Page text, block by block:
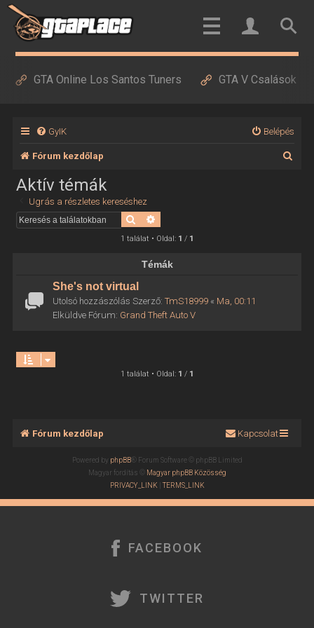
GTA Online Los Santos Tuners GTA V Csalások
GyIK Belépés
Fórum kezdőlap
Aktív témák
Ugrás a részletes kereséshez
Keresés
1 találat • Oldal: 1 / 1
Témák
She's not virtual
Utolsó hozzászólás Szerző: TmS18999« Ma, 00:11
Elküldve Fórum: Grand Theft Auto V
1 találat • Oldal: 1 / 1
Fórum kezdőlap Kapcsolat
Powered by phpBB® Forum Software © phpBB Limited
Magyar fordítás ©
Magyar phpBB Közösség
PRIVACY_LINK| TERMS_LINK
FACEBOOK
TWITTER